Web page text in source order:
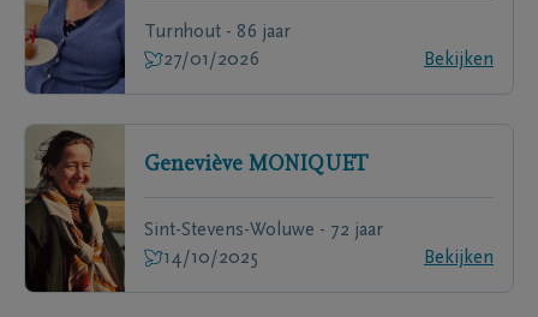
Turnhout - 86 jaar
27/01/2026
Bekijken
Geneviève MONIQUET
Sint-Stevens-Woluwe - 72 jaar
14/10/2025
Bekijken